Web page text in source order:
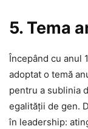
5. Tema
Începând cu anul
adoptat o temă
pentru a sublinia
egalității de gen.
în leadership: